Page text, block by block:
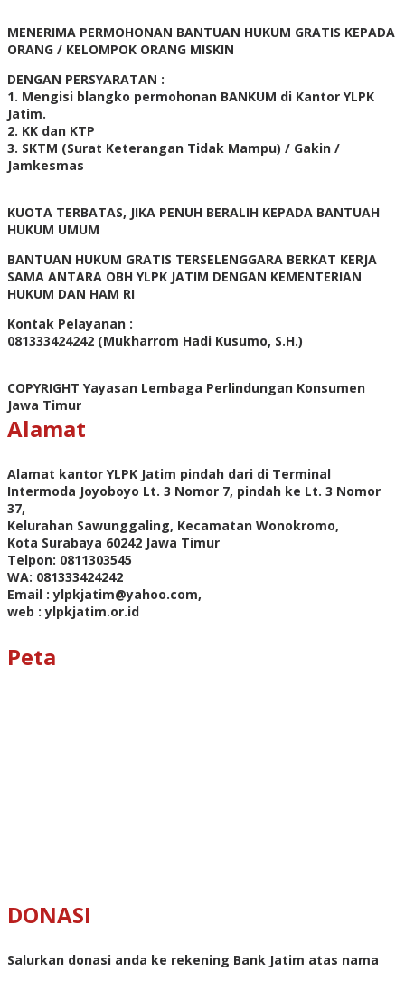
MENERIMA PERMOHONAN BANTUAN HUKUM GRATIS KEPADA
ORANG / KELOMPOK ORANG MISKIN
DENGAN PERSYARATAN :
1. Mengisi blangko permohonan BANKUM di Kantor YLPK
Jatim.
2. KK dan KTP
3. SKTM (Surat Keterangan Tidak Mampu) / Gakin /
Jamkesmas
KUOTA TERBATAS, JIKA PENUH BERALIH KEPADA BANTUAH
HUKUM UMUM
BANTUAN HUKUM GRATIS TERSELENGGARA BERKAT KERJA
SAMA ANTARA OBH YLPK JATIM DENGAN KEMENTERIAN
HUKUM DAN HAM RI
Kontak Pelayanan :
081333424242 (Mukharrom Hadi Kusumo, S.H.)
COPYRIGHT Yayasan Lembaga Perlindungan Konsumen
Jawa Timur
Alamat
Alamat kantor YLPK Jatim pindah dari di Terminal
Intermoda Joyoboyo Lt. 3 Nomor 7, pindah ke Lt. 3 Nomor
37,
Kelurahan Sawunggaling, Kecamatan Wonokromo,
Kota Surabaya 60242 Jawa Timur
Telpon: 0811303545
WA: 081333424242
Email : ylpkjatim@yahoo.com,
web : ylpkjatim.or.id
Peta
DONASI
Salurkan donasi anda ke rekening Bank Jatim atas nama